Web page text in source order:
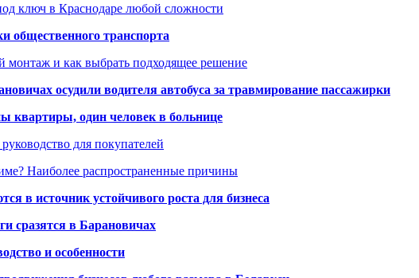
ключ в Краснодаре любой сложности
общественного транспорта
монтаж и как выбрать подходящее решение
осудили водителя автобуса за травмирование пассажирки
квартиры, один человек в больнице
для покупателей
Наиболее распространенные причины
в источник устойчивого роста для бизнеса
сразятся в Барановичах
и особенности